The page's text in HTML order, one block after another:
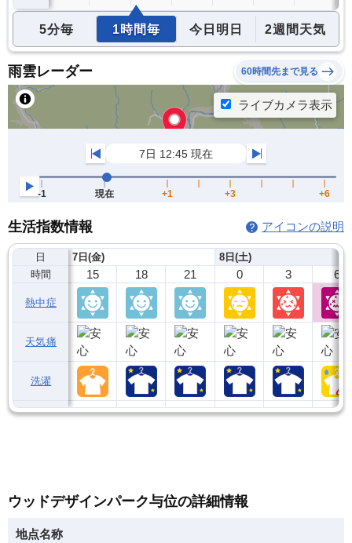
5分毎 1時間毎 今日明日 2週間天気
雨雲レーダー 60時間先まで見る
生活指数情報 アイコンの説明
日
時間
熱中症
天気痛
洗濯
7日(金)
15 18 21
8日(土)
0 3 6
ウッドデザインパーク与位の詳細情報
地点名称